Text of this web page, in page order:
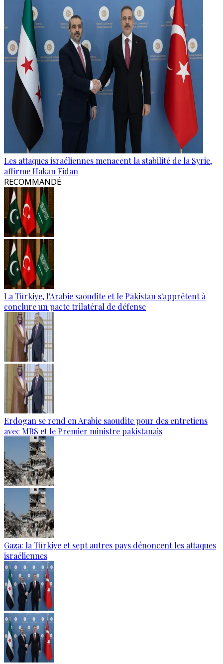
Les attaques israéliennes menacent la stabilité de la Syrie,
affirme Hakan Fidan
RECOMMANDÉ
La Türkiye, l'Arabie saoudite et le Pakistan s'apprêtent à
conclure un pacte trilatéral de défense
Erdogan se rend en Arabie saoudite pour des entretiens
avec MBS et le Premier ministre pakistanais
Gaza: la Türkiye et sept autres pays dénoncent les attaques
israéliennes